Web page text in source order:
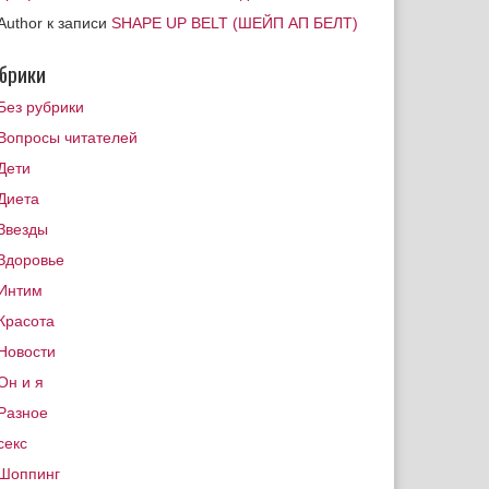
к записи SHAPE UP BELT (ШЕЙП АП БЕЛТ)
рубрики
читателей
и я